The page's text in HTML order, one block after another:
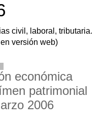
civil, laboral, tributaria.
versión web)
económica
patrimonial
2006